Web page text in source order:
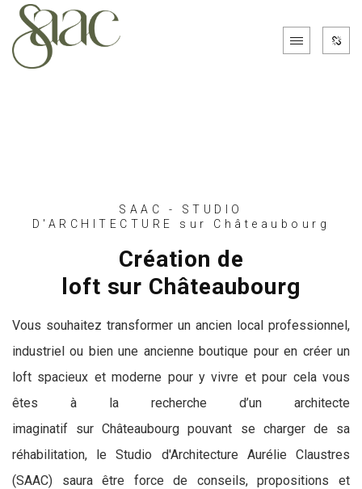
SAAC - STUDIO
D'ARCHITECTURE sur Châteaubourg
Création de
loft sur Châteaubourg
Vous souhaitez transformer un ancien local professionnel,
industriel ou bien une ancienne boutique pour en créer un
loft spacieux et moderne pour y vivre et pour cela vous
êtes à la recherche d’un architecte
imaginatif sur Châteaubourg pouvant se charger de sa
réhabilitation, le Studio d'Architecture Aurélie Claustres
(SAAC) saura être force de conseils, propositions et